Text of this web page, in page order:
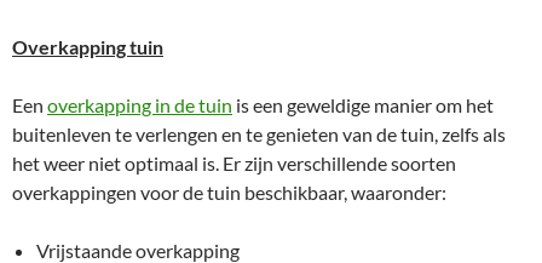
Overkapping tuin
Een overkapping in de tuin is een geweldige manier om het
buitenleven te verlengen en te genieten van de tuin, zelfs als
het weer niet optimaal is. Er zijn verschillende soorten
overkappingen voor de tuin beschikbaar, waaronder:
Vrijstaande overkapping